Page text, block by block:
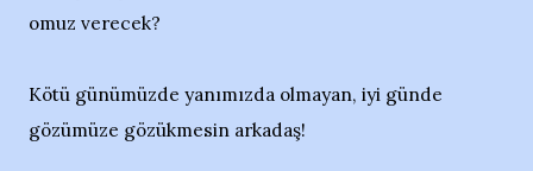
omuz verecek?
Kötü günümüzde yanımızda olmayan, iyi günde
gözümüze gözükmesin arkadaş!